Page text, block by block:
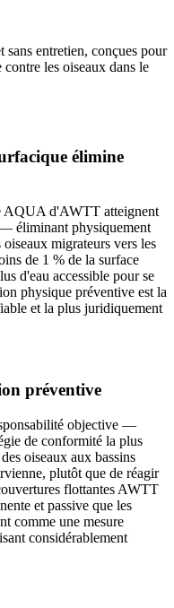
sans entretien, conçues pour
les oiseaux dans le
élimine
AQUA d'AWTT atteignent
éliminant physiquement
migrateurs vers les
de 1 % de la surface
d'eau accessible pour se
physique préventive est la
et la plus juridiquement
préventive
objective —
de conformité la plus
oiseaux aux bassins
plutôt que de réagir
flottantes AWTT
et passive que les
comme une mesure
considérablement